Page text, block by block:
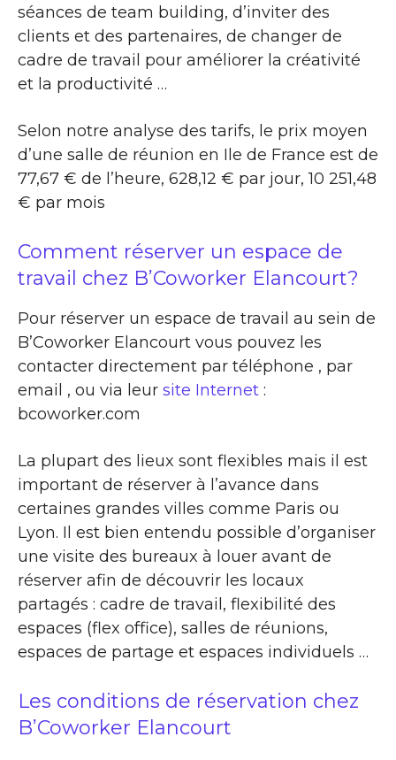
séances de team building, d’inviter des
clients et des partenaires, de changer de
cadre de travail pour améliorer la créativité
et la productivité …
Selon notre analyse des tarifs, le prix moyen
d’une salle de réunion en Ile de France est de
77,67 € de l’heure, 628,12 € par jour, 10 251,48
€ par mois
Comment réserver un espace de
travail chez B’Coworker Elancourt?
Pour réserver un espace de travail au sein de
B’Coworker Elancourt vous pouvez les
contacter directement par téléphone , par
email , ou via leur site Internet :
bcoworker.com
La plupart des lieux sont flexibles mais il est
important de réserver à l’avance dans
certaines grandes villes comme Paris ou
Lyon. Il est bien entendu possible d’organiser
une visite des bureaux à louer avant de
réserver afin de découvrir les locaux
partagés : cadre de travail, flexibilité des
espaces (flex office), salles de réunions,
espaces de partage et espaces individuels …
Les conditions de réservation chez
B’Coworker Elancourt